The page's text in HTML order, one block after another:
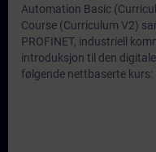
Automation Basic
Course (Curriculum V2)
PROFINET, industriell
introduksjon til den
følgende nettbaserte kurs: